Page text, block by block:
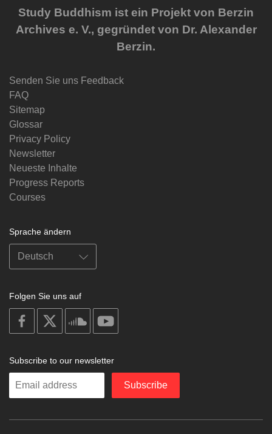
Study Buddhism ist ein Projekt von Berzin
Archives e. V., gegründet von Dr. Alexander
Berzin.
Senden Sie uns Feedback
FAQ
Sitemap
Glossar
Privacy Policy
Newsletter
Neueste Inhalte
Progress Reports
Courses
Sprache ändern
Folgen Sie uns auf
on
facebook
soundcloud
Subscribe to our newsletter
Enter
Subscribe